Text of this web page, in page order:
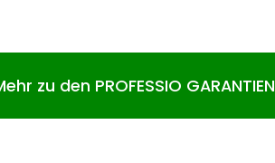
zu den PROFESSIO GARANTIEN